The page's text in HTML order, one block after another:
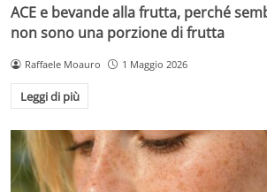
ACE e bevande alla frutta, perché
non sono una porzione di frutta
Raffaele Moauro 1 Maggio 2026
Leggi di più